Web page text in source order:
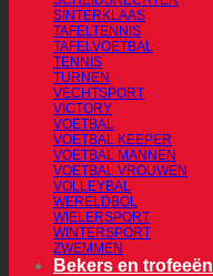
SINTERKLAAS
TAFELTENNIS
TAFELVOETBAL
TENNIS
TURNEN
VECHTSPORT
VICTORY
VOETBAL
VOETBAL KEEPER
VOETBAL MANNEN
VOETBAL VROUWEN
VOLLEYBAL
WERELDBOL
WIELERSPORT
WINTERSPORT
ZWEMMEN
Bekers en trofeeën